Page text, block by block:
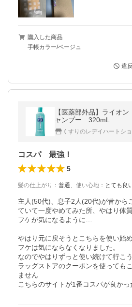
購入した商品
手帳カラー/ベージュ
違
【医薬部外品】ライ
ャンプー 320mL
くすりのレデイハートシ
コスパ 最強！
5
髪の仕上がり ： 普通、 使い心地 ： とても良
主人(50代)、息子2人(20代)が昔から
ていて一度やめてみた所、やはり体
フケが気になるように…
やはり元に戻そうとこちらを使い始
フケは気にならなくなりました。
なのでやはりずっと使い続けて行こ
ラッグストアのクーポンを使っても
ません
こちらのサイトが1番コスパが良か